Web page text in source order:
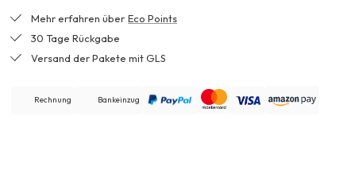
Mehr erfahren über Eco Points
30 Tage Rückgabe
Versand der Pakete mit GLS
Rechnung Bankeinzug